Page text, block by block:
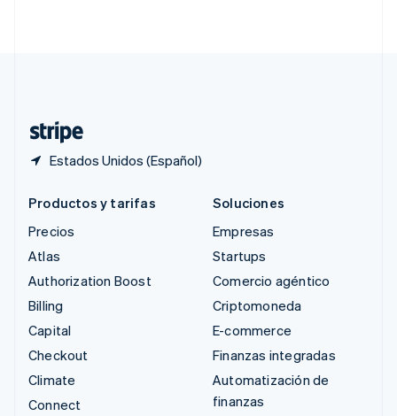
Estados Unidos (Español)
Productos y tarifas
Precios
Atlas
Authorization Boost
Billing
Capital
Checkout
Climate
Connect
Soluciones
Empresas
Startups
Comercio agéntico
Criptomoneda
E-commerce
Finanzas integradas
Automatización de
finanzas